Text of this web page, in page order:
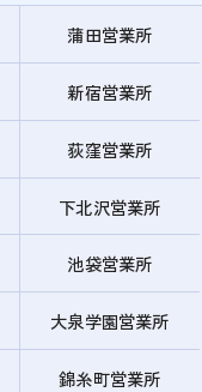
蒲田営業所
新宿営業所
荻窪営業所
下北沢営業所
池袋営業所
大泉学園営業所
錦糸町営業所